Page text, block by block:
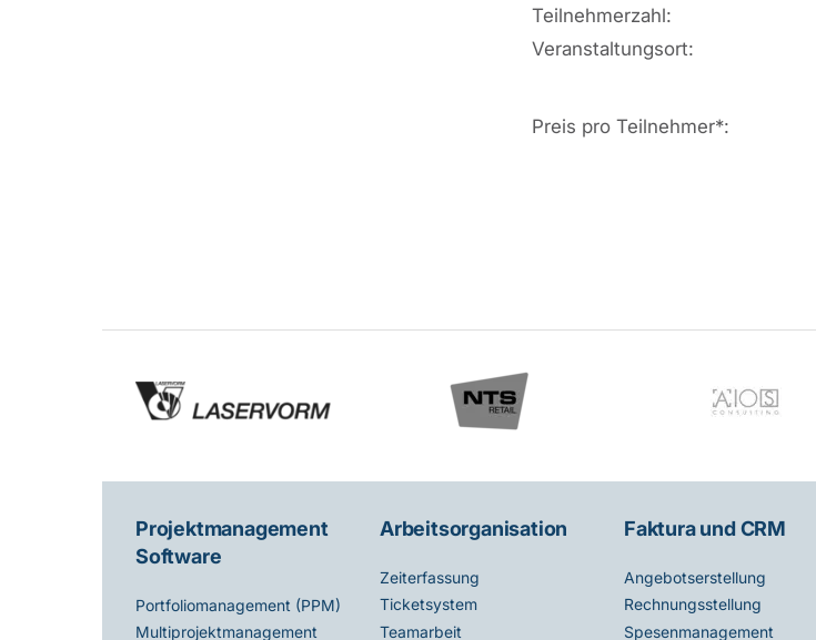
Teilnehmerzahl:
Veranstaltungsort:
Preis pro Teilnehmer*:
Projektmanagement
Software
Portfoliomanagement (PPM)
Multiprojektmanagement
Arbeitsorganisation
Zeiterfassung
Ticketsystem
Teamarbeit
Faktura und CRM
Angebotserstellung
Rechnungsstellung
Spesenmanagement